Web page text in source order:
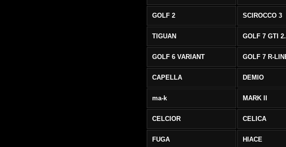
GOLF 2 SCIROCCO 3
TIGUAN GOLF 7 GTI
GOLF 6 VARIANT GOLF 7 R-
CAPELLA DEMIO
ma-k MARK II
CELCIOR CELICA
FUGA HIACE